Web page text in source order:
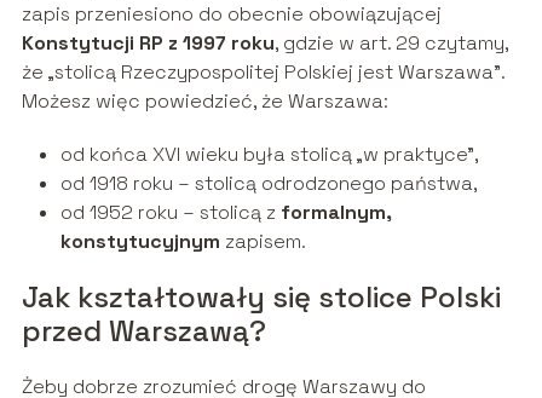
zapis przeniesiono do obecnie obowiązującej
Konstytucji RP z 1997 roku, gdzie w art. 29 czytamy,
że „stolicą Rzeczypospolitej Polskiej jest Warszawa”.
Możesz więc powiedzieć, że Warszawa:
od końca XVI wieku była stolicą „w praktyce”,
od 1918 roku – stolicą odrodzonego państwa,
od 1952 roku – stolicą z formalnym,
konstytucyjnym zapisem.
Jak kształtowały się stolice Polski
przed Warszawą?
Żeby dobrze zrozumieć drogę Warszawy do